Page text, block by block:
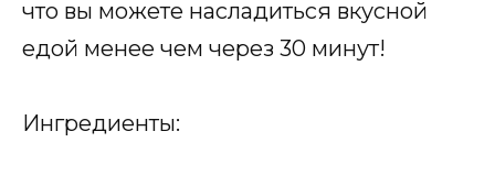
что вы можете насладиться вкусной
едой менее чем через 30 минут!
Ингредиенты: